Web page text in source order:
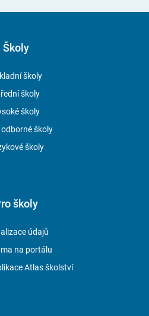
Školy
školy
školy
školy
školy
školy
školy
údajů
na portálu
Atlas školství